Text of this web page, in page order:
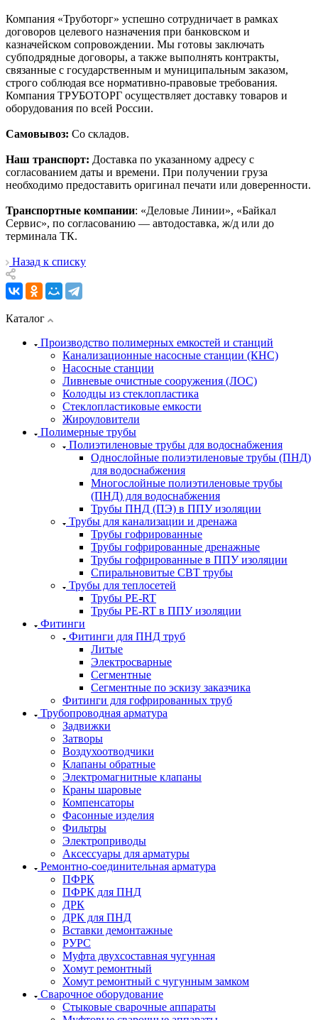
Компания «Труботорг» успешно сотрудничает в рамках
договоров целевого назначения при банковском и
казначейском сопровождении. Мы готовы заключать
субподрядные договоры, а также выполнять контракты,
связанные с государственным и муниципальным заказом,
строго соблюдая все нормативно-правовые требования.
Компания ТРУБОТОРГ осуществляет доставку товаров и
оборудования по всей России.
Самовывоз: Со складов.
Наш транспорт: Доставка по указанному адресу с
согласованием даты и времени. При получении груза
необходимо предоставить оригинал печати или доверенности.
Транспортные компании: «Деловые Линии», «Байкал
Сервис», по согласованию — автодоставка, ж/д или до
терминала ТК.
Назад к списку
Каталог
Производство полимерных емкостей и станций
Канализационные насосные станции (КНС)
Насосные станции
Ливневые очистные сооружения (ЛОС)
Колодцы из стеклопластика
Стеклопластиковые емкости
Жироуловители
Полимерные трубы
Полиэтиленовые трубы для водоснабжения
Однослойные полиэтиленовые трубы (ПНД)
для водоснабжения
Многослойные полиэтиленовые трубы
(ПНД) для водоснабжения
Трубы ПНД (ПЭ) в ППУ изоляции
Трубы для канализации и дренажа
Трубы гофрированные
Трубы гофрированные дренажные
Трубы гофрированные в ППУ изоляции
Спиральновитые СВТ трубы
Трубы для теплосетей
Трубы PE-RT
Трубы PE-RT в ППУ изоляции
Фитинги
Фитинги для ПНД труб
Литые
Электросварные
Сегментные
Сегментные по эскизу заказчика
Фитинги для гофрированных труб
Трубопроводная арматура
Задвижки
Затворы
Воздухоотводчики
Клапаны обратные
Электромагнитные клапаны
Краны шаровые
Компенсаторы
Фасонные изделия
Фильтры
Электроприводы
Аксессуары для арматуры
Ремонтно-соединительная арматура
ПФРК
ПФРК для ПНД
ДРК
ДРК для ПНД
Вставки демонтажные
РУРС
Муфта двухсоставная чугунная
Хомут ремонтный
Хомут ремонтный с чугунным замком
Сварочное оборудование
Стыковые сварочные аппараты